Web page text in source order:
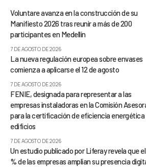
Voluntare avanza en la construcción de su
Manifiesto 2026 tras reunir a más de 200
participantes en Medellín
7 DE AGOSTO DE 2026
La nueva regulación europea sobre envases
comienza a aplicarse el 12 de agosto
7 DE AGOSTO DE 2026
FENIE, designada para representar a las
empresas instaladoras en la Comisión
para la certificación de eficiencia energética
edificios
7 DE AGOSTO DE 2026
Un estudio publicado por Liferay revela que
% de las empresas amplían su presencia